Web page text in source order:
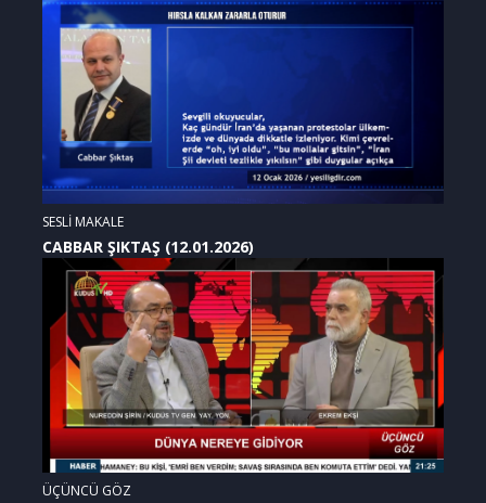
SESLİ MAKALE
CABBAR ŞIKTAŞ (12.01.2026)
ÜÇÜNCÜ GÖZ